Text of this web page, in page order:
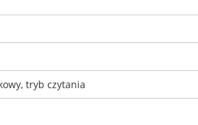
tryb czytania